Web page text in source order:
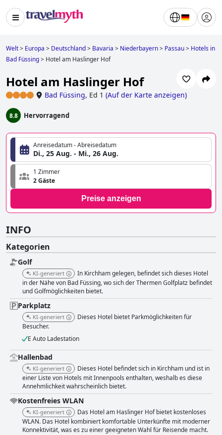
Welt> Europa > Deutschland> Bavaria > Niederbayern> Passau> Hotels in
Bad Füssing> Hotel am Haslinger Hof
Hotel am Haslinger Hof
Bad Füssing, Ed 1 (Auf der Karte anzeigen)
8.8 Hervorragend
Anreisedatum - Abreisedatum
Di., 25 Aug. - Mi., 26 Aug.
1 Zimmer
2 Gäste
Preise anzeigen
INFO
Kategorien
Golf
KI-generiert
In Kirchham gelegen, befindet sich dieses Hotel
in der Nähe von Bad Füssing, wo sich der Thermen Golfplatz befindet
und Golfmöglichkeiten bietet.
Parkplatz
KI-generiert
Dieses Hotel bietet Parkmöglichkeiten für
Besucher.
E Auto Ladestation
Hallenbad
KI-generiert
Dieses Hotel befindet sich in Kirchham und ist in
einer Liste von Hotels mit Innenpools enthalten, weshalb es diese
Annehmlichkeit wahrscheinlich bietet.
Kostenfreies WLAN
KI-generiert
Das Hotel am Haslinger Hof bietet kostenloses
WLAN. Das Hotel kombiniert komfortable Unterkünfte mit moderner
Konnektivität, was es zu einer geeigneten Wahl für Reisende macht.